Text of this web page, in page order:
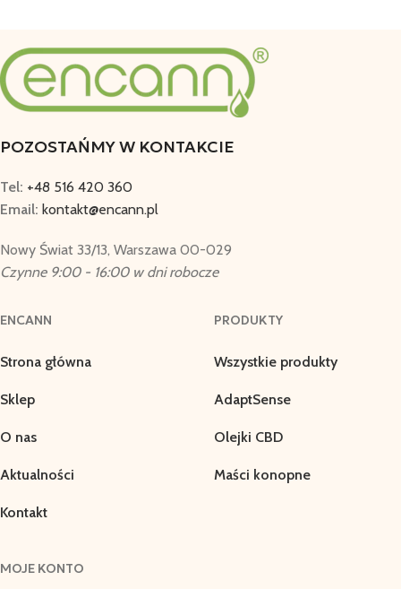
POZOSTAŃMY W KONTAKCIE
Tel: +48 516 420 360
Email: kontakt@encann.pl
Nowy Świat 33/13, Warszawa 00-029
Czynne 9:00 - 16:00 w dni robocze
ENCANN
Strona główna
Sklep
O nas
Aktualności
Kontakt
PRODUKTY
Wszystkie produkty
AdaptSense
Olejki CBD
Maści konopne
MOJE KONTO